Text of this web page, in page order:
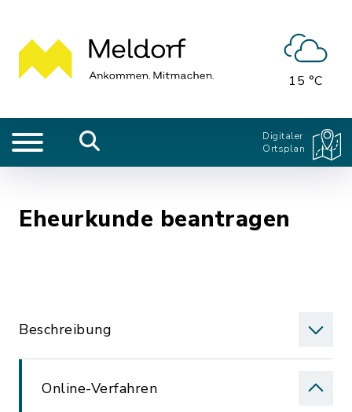
15 °C
Digitaler
Ortsplan
Eheurkunde beantragen
Beschreibung
Online-Verfahren